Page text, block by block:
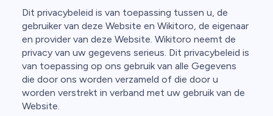
Dit privacybeleid is van toepassing tussen u, de
gebruiker van deze Website en Wikitoro, de eigenaar
en provider van deze Website. Wikitoro neemt de
privacy van uw gegevens serieus. Dit privacybeleid is
van toepassing op ons gebruik van alle Gegevens
die door ons worden verzameld of die door u
worden verstrekt in verband met uw gebruik van de
Website.